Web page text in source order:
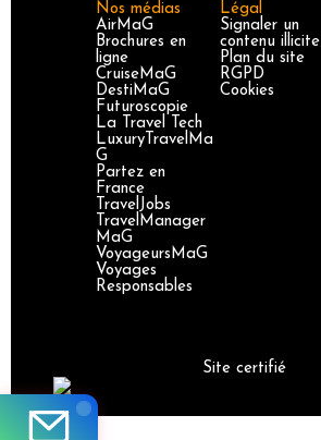
Nos médias
AirMaG
Brochures en
ligne
CruiseMaG
DestiMaG
Futuroscopie
La Travel Tech
LuxuryTravelMa
G
Partez en
France
TravelJobs
TravelManager
MaG
VoyageursMaG
Voyages
Responsables
Légal
Signaler un
contenu illicite
Plan du site
RGPD
Cookies
Site certifié